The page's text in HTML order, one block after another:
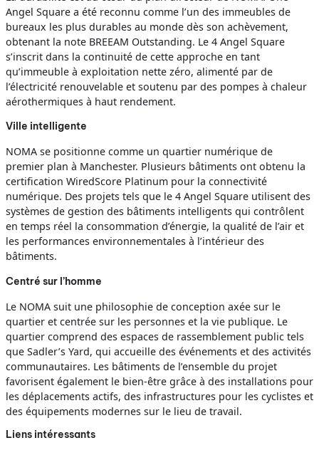
Angel Square a été reconnu comme l’un des immeubles de
bureaux les plus durables au monde dès son achèvement,
obtenant la note BREEAM Outstanding. Le 4 Angel Square
s’inscrit dans la continuité de cette approche en tant
qu’immeuble à exploitation nette zéro, alimenté par de
l’électricité renouvelable et soutenu par des pompes à chaleur
aérothermiques à haut rendement.
Ville intelligente
NOMA se positionne comme un quartier numérique de
premier plan à Manchester. Plusieurs bâtiments ont obtenu la
certification WiredScore Platinum pour la connectivité
numérique. Des projets tels que le 4 Angel Square utilisent des
systèmes de gestion des bâtiments intelligents qui contrôlent
en temps réel la consommation d’énergie, la qualité de l’air et
les performances environnementales à l’intérieur des
bâtiments.
Centré sur l’homme
Le NOMA suit une philosophie de conception axée sur le
quartier et centrée sur les personnes et la vie publique. Le
quartier comprend des espaces de rassemblement public tels
que Sadler’s Yard, qui accueille des événements et des activités
communautaires. Les bâtiments de l’ensemble du projet
favorisent également le bien-être grâce à des installations pour
les déplacements actifs, des infrastructures pour les cyclistes et
des équipements modernes sur le lieu de travail.
Liens intéressants